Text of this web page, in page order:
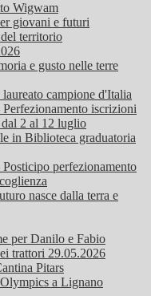
Wigwam
giovani e futuri
territorio
e gusto nelle terre
campione d'Italia
iscrizioni
2 al 12 luglio
in Biblioteca graduatoria
perfezionamento
nasce dalla terra e
per Danilo e Fabio
trattori 29.05.2026
Pitars
a Lignano